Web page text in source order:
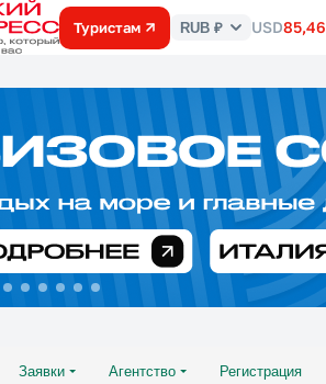
Туристам
Курс
RUB ₽ USD85,46
Заявки Агентство Регистрация